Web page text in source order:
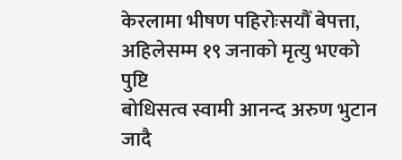
केरलामा भीषण पहिरोःसयौँ बेपत्ता,
अहिलेसम्म १९ जनाको मृत्यु भएको
पुष्टि
बोधिसत्व स्वामी आनन्द अरुण भुटान
जादै